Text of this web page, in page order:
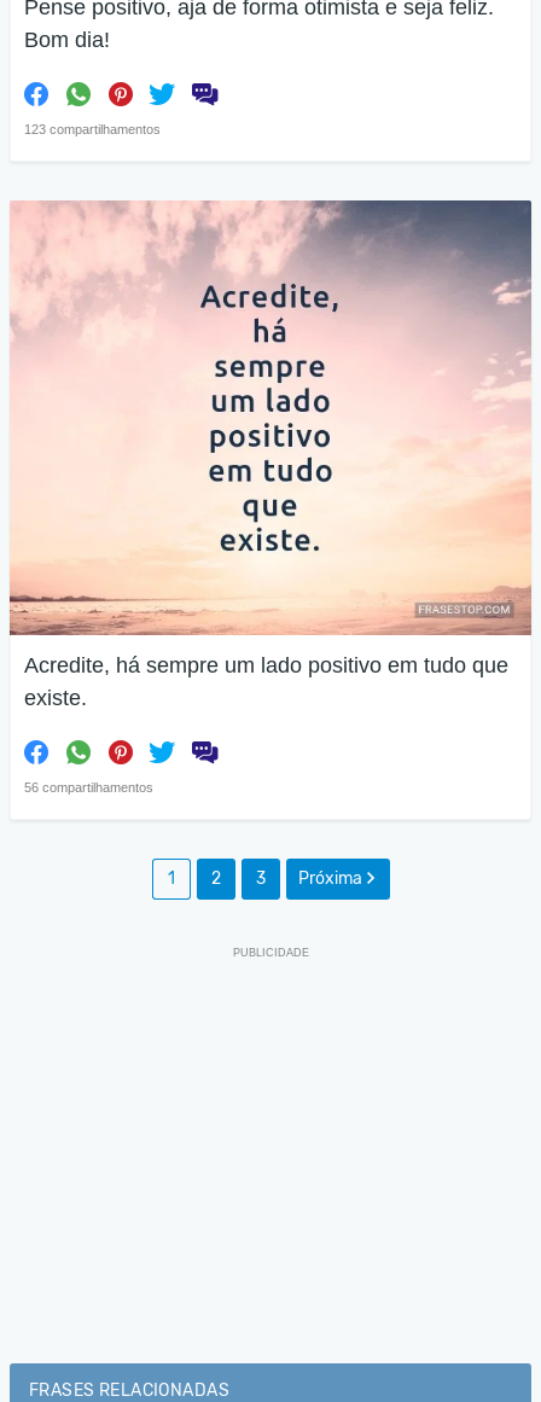
Pense positivo, aja de forma otimista e seja feliz.
Bom dia!
123 compartilhamentos
Acredite, há sempre um lado positivo em tudo que
existe.
56 compartilhamentos
1 2 3 Próxima
FRASES RELACIONADAS